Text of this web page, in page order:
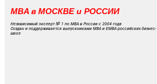
MBA в МОСКВЕ и РОССИИ
Независимый эксперт № 1 по MBA в России с 2004 года
Создан и поддерживается выпускниками MBA и EMBA российских бизнес-
школ